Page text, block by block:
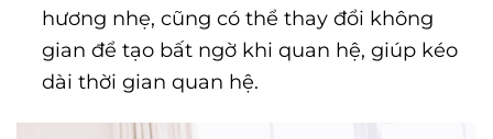
hương nhẹ, cũng có thể thay đổi không
gian để tạo bất ngờ khi quan hệ, giúp kéo
dài thời gian quan hệ.